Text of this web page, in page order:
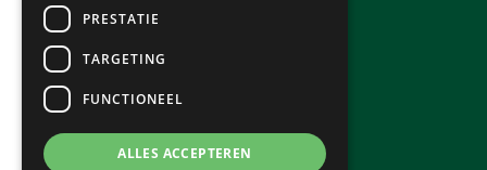
PRESTATIE
TARGETING
FUNCTIONEEL
ALLES ACCEPTEREN